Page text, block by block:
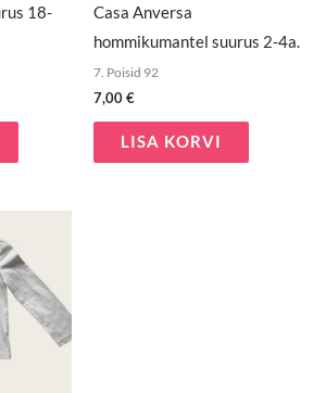
18-
Casa Anversa
hommikumantel suurus 2-4a.
7. Poisid 92
7,00€
LISA KORVI